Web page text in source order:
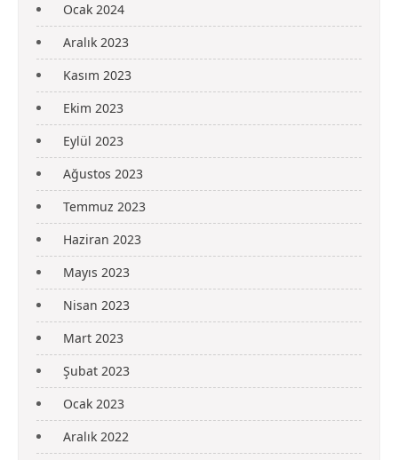
Ocak 2024
Aralık 2023
Kasım 2023
Ekim 2023
Eylül 2023
Ağustos 2023
Temmuz 2023
Haziran 2023
Mayıs 2023
Nisan 2023
Mart 2023
Şubat 2023
Ocak 2023
Aralık 2022